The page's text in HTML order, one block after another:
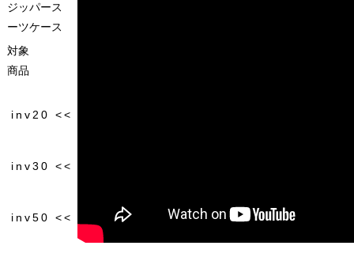
ジッパース
ーツケース
対象
商品